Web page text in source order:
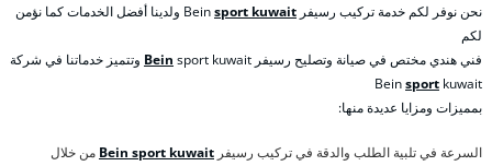
نحن نوفر لكم خدمة تركيب رسيفر Bein sport kuwait
ولدينا أفضل الخدمات كما نؤمن
لكم
فني هندي مختص في صيانة وتصليح رسيفر
Bein sport kuwait وتتميز خدماتنا في شركة
Beinsport kuwait
بمميزات ومزايا عديدة منها:
السرعة في تلبية الطلب والدقة في تركيب رسيفر Bein sport kuwait من خلال